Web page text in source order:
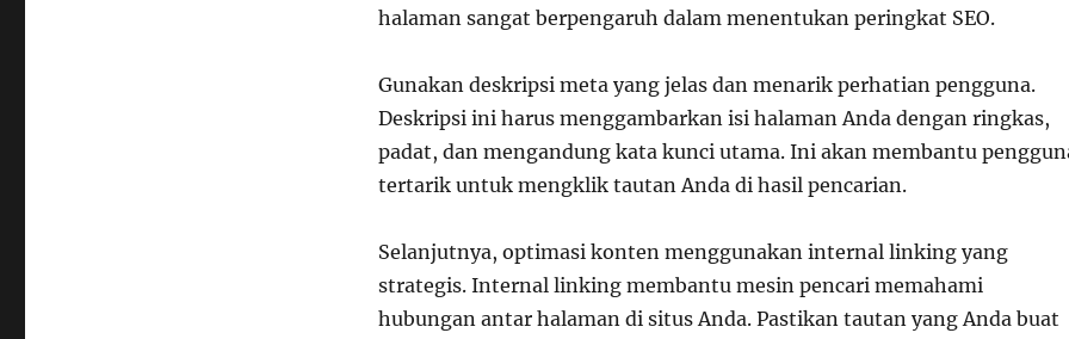
halaman sangat berpengaruh dalam menentukan peringkat SEO.
Gunakan deskripsi meta yang jelas dan menarik perhatian pengguna.
Deskripsi ini harus menggambarkan isi halaman Anda dengan ringkas,
padat, dan mengandung kata kunci utama. Ini akan membantu
tertarik untuk mengklik tautan Anda di hasil pencarian.
Selanjutnya, optimasi konten menggunakan internal linking yang
strategis. Internal linking membantu mesin pencari memahami
hubungan antar halaman di situs Anda. Pastikan tautan yang Anda buat